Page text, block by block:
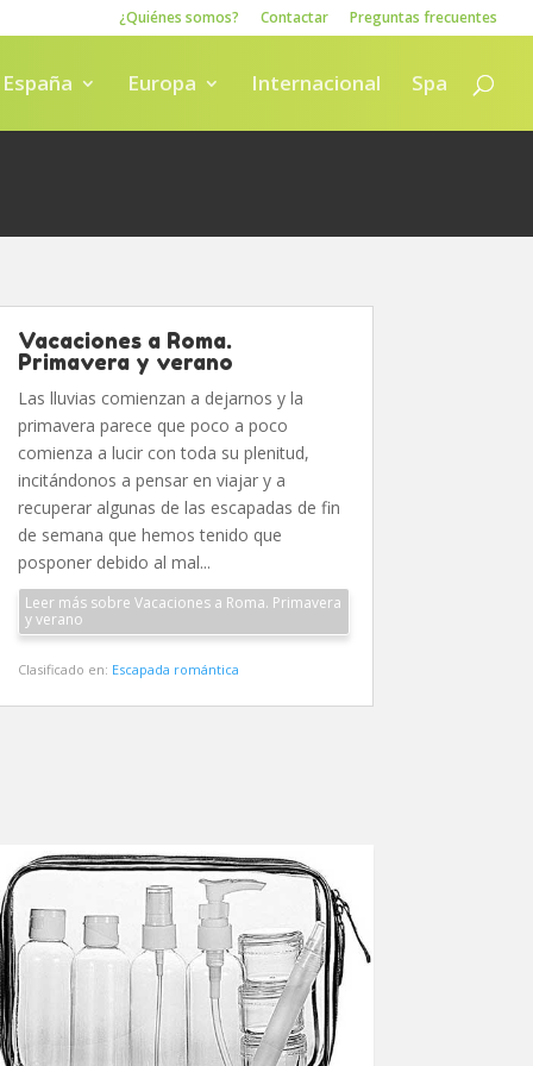
¿Quiénes somos? Contactar Preguntas frecuentes
España Europa Internacional Spa
Vacaciones a Roma.
Primavera y verano
Las lluvias comienzan a dejarnos y la
primavera parece que poco a poco
comienza a lucir con toda su plenitud,
incitándonos a pensar en viajar y a
recuperar algunas de las escapadas de fin
de semana que hemos tenido que
posponer debido al mal...
Leer más sobre Vacaciones a Roma. Primavera
y verano
Clasificado en: Escapada romántica